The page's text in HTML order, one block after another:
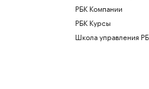
РБК Компании
РБК Курсы
Школа управления